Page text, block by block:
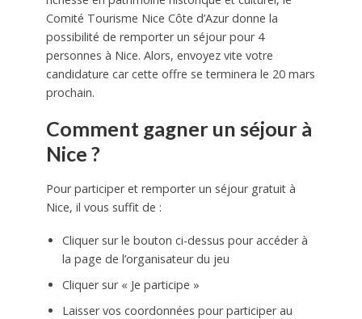
Comité Tourisme Nice Côte d’Azur donne la
possibilité de remporter un séjour pour 4
personnes à Nice. Alors, envoyez vite votre
candidature car cette offre se terminera le 20 mars
prochain.
Comment gagner un séjour à
Nice ?
Pour participer et remporter un séjour gratuit à
Nice, il vous suffit de :
Cliquer sur le bouton ci-dessus pour accéder à
la page de l’organisateur du jeu
Cliquer sur « Je participe »
Laisser vos coordonnées pour participer au